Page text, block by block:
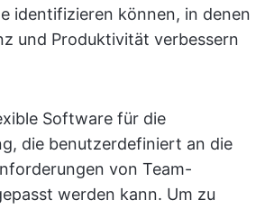
identifizieren können, in denen
und Produktivität verbessern
Software für die
die benutzerdefiniert an die
von Team-
werden kann. Um zu